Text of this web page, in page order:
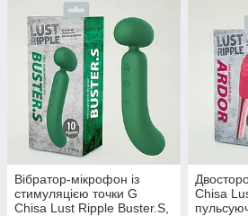
Вібратор-мікрофон із
стимуляцією точки G
Chisa Lust Ripple Buster.S,
Chisa